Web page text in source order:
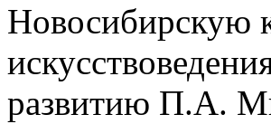
Новосибирскую
развитию П.А.